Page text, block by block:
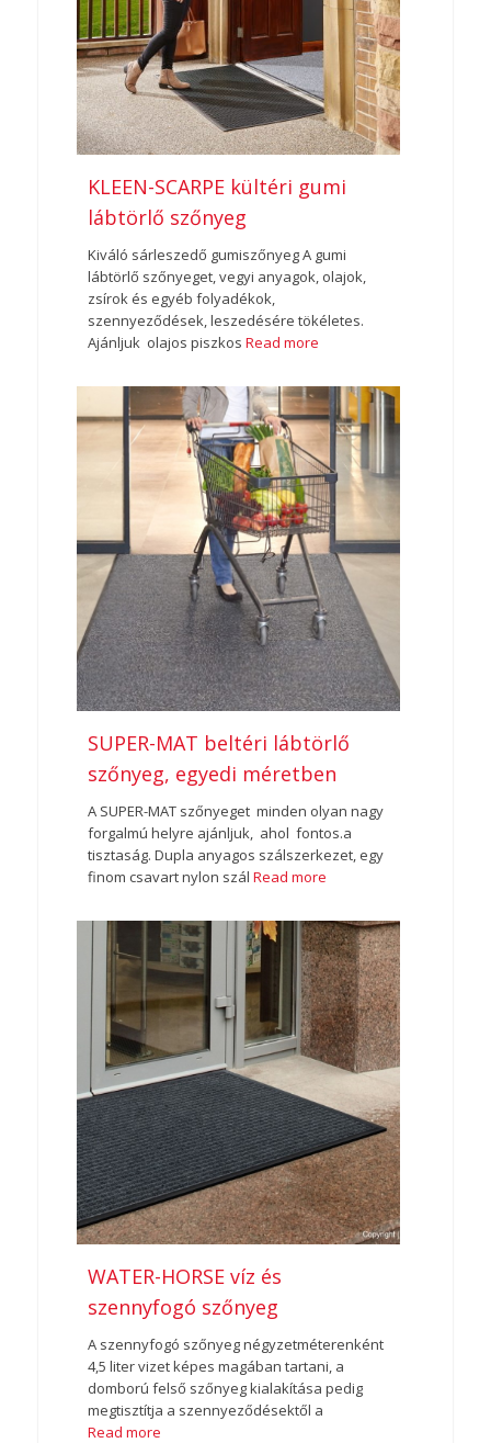
KLEEN-SCARPE kültéri gumi
lábtörlő szőnyeg
Kiváló sárleszedő gumiszőnyeg A gumi
lábtörlő szőnyeget, vegyi anyagok, olajok,
zsírok és egyéb folyadékok,
szennyeződések, leszedésére tökéletes.
Ajánljuk olajos piszkos Read more
SUPER-MAT beltéri lábtörlő
szőnyeg, egyedi méretben
A SUPER-MAT szőnyeget minden olyan nagy
forgalmú helyre ajánljuk, ahol fontos.a
tisztaság. Dupla anyagos szálszerkezet, egy
finom csavart nylon szál Read more
WATER-HORSE víz és
szennyfogó szőnyeg
A szennyfogó szőnyeg négyzetméterenként
4,5 liter vizet képes magában tartani, a
domború felső szőnyeg kialakítása pedig
megtisztítja a szennyeződésektől a
Read more